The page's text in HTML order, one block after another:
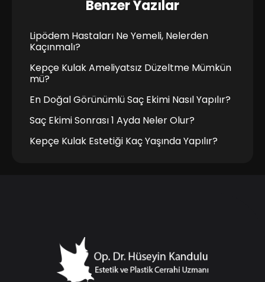
Benzer Yazılar
Lipödem Hastaları Ne Yemeli, Nelerden
Kaçınmalı?
Kepçe Kulak Ameliyatsız Düzeltme Mümkün
mü?
En Doğal Görünümlü Saç Ekimi Nasıl Yapılır?
Saç Ekimi Sonrası 1 Ayda Neler Olur?
Kepçe Kulak Estetiği Kaç Yaşında Yapılır?